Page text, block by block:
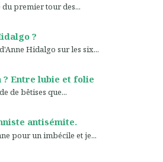
premier tour des...
?
Hidalgo sur les six...
? Entre lubie et folie
de bêtises que...
antisémite.
pour un imbécile et je...